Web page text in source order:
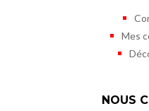
Mes
NOUS